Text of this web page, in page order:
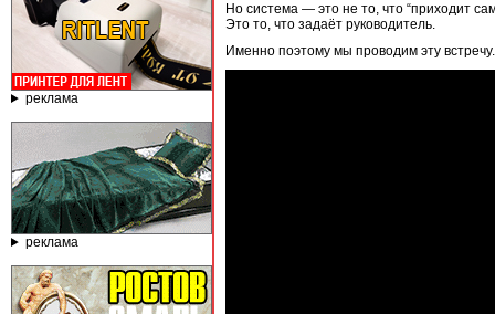
реклама
реклама
Но система — это не то, что “приходит
Это то, что задаёт руководитель.
Именно поэтому мы проводим эту встречу.